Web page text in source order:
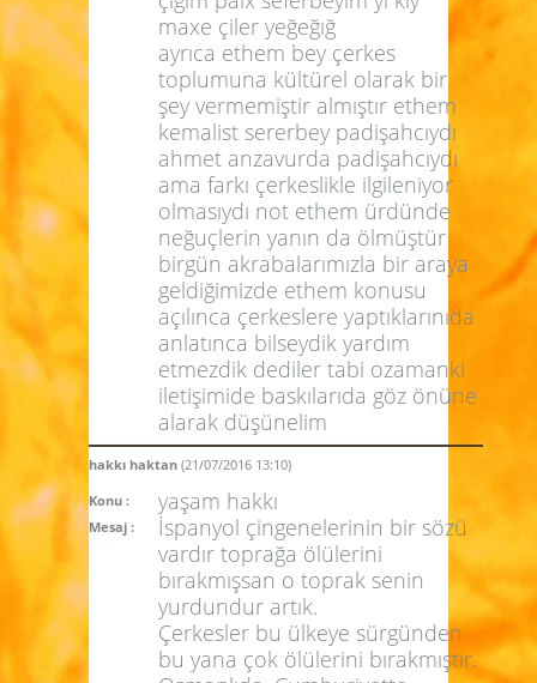
maxe çiler yeğeğığ
ayrıca ethem bey çerkes
toplumuna kültürel olarak bir
şey vermemiştir almıştır ethem
kemalist sererbey padişahcıydı
ahmet anzavurda padişahcıydı
ama farkı çerkeslikle ilgileniyor
olmasıydı not ethem ürdünde
neğuçlerin yanın da ölmüştür
birgün akrabalarımızla bir araya
geldiğimizde ethem konusu
açılınca çerkeslere yaptıklarınıda
anlatınca bilseydik yardım
etmezdik dediler tabi ozamanki
iletişimide baskılarıda göz önüne
alarak düşünelim
hakkı haktan (21/07/2016 13:10)
Konu :
yaşam hakkı
Mesaj :
İspanyol çingenelerinin bir sözü
vardır toprağa ölülerini
bırakmışsan o toprak senin
yurdundur artık.
Çerkesler bu ülkeye sürgünden
bu yana çok ölülerini bırakmıştır.